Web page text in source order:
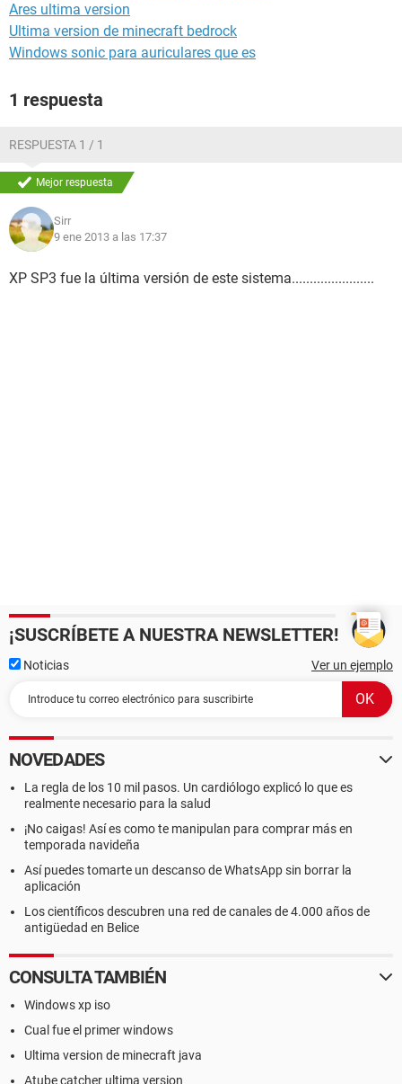
Ares ultima version
Ultima version de minecraft bedrock
Windows sonic para auriculares que es
1 respuesta
RESPUESTA 1 / 1
Mejor respuesta
Sirr
9 ene 2013 a las 17:37
XP SP3 fue la última versión de este sistema.......................
¡SUSCRÍBETE A NUESTRA NEWSLETTER!
Noticias Ver un ejemplo
NOVEDADES
La regla de los 10 mil pasos. Un cardiólogo explicó lo que es
realmente necesario para la salud
¡No caigas! Así es como te manipulan para comprar más en
temporada navideña
Así puedes tomarte un descanso de WhatsApp sin borrar la
aplicación
Los científicos descubren una red de canales de 4.000 años de
antigüedad en Belice
CONSULTA TAMBIÉN
Windows xp iso
Cual fue el primer windows
Ultima version de minecraft java
Atube catcher ultima version